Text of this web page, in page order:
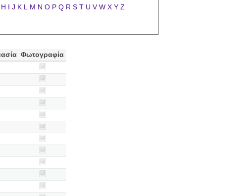
H I J K L M N O P Q R S T U V W X Y Z
Φωτογραφία